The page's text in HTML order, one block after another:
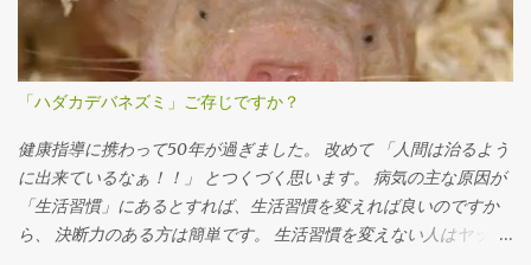
「ハダカデバネズミ」ご存じですか？
健康指導に携わって50年が過ぎました。 改めて 「人間は治るよう
に出来ているなぁ！！」 とつくづく思います。 病気の主な原因が
「生活習慣」にあるとすれば、生活習慣を変えれば良いのですか
ら、 決断力のある方は簡単です。 生活習慣を変えない人はヤッカ